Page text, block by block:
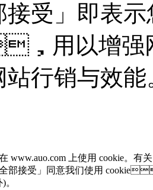
接受」即表
用以增强网
网站行销与效
上使用 cookie。有关
部接受」同意我们使用
。